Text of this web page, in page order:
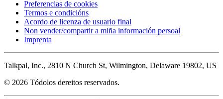
Preferencias de cookies
Termos e condicións
Acordo de licenza de usuario final
Non vender/compartir a miña información persoal
Imprenta
Talkpal, Inc., 2810 N Church St, Wilmington, Delaware 19802, US
© 2026 Tódolos dereitos reservados.